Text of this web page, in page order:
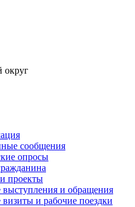
округ
сообщения
опросы
проекты
и обращения
и рабочие поездки